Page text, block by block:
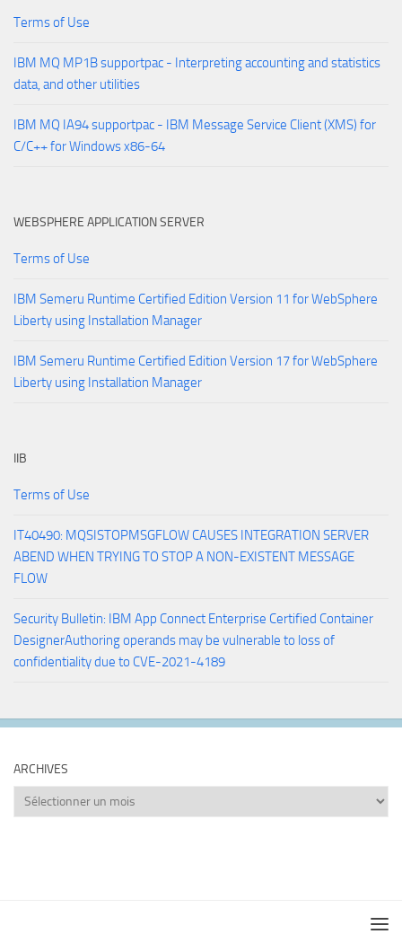
Terms of Use
IBM MQ MP1B supportpac - Interpreting accounting and statistics
data, and other utilities
IBM MQ IA94 supportpac - IBM Message Service Client (XMS) for
C/C++ for Windows x86-64
WEBSPHERE APPLICATION SERVER
Terms of Use
IBM Semeru Runtime Certified Edition Version 11 for WebSphere
Liberty using Installation Manager
IBM Semeru Runtime Certified Edition Version 17 for WebSphere
Liberty using Installation Manager
IIB
Terms of Use
IT40490: MQSISTOPMSGFLOW CAUSES INTEGRATION SERVER
ABEND WHEN TRYING TO STOP A NON-EXISTENT MESSAGE
FLOW
Security Bulletin: IBM App Connect Enterprise Certified Container
DesignerAuthoring operands may be vulnerable to loss of
confidentiality due to CVE-2021-4189
ARCHIVES
Archives